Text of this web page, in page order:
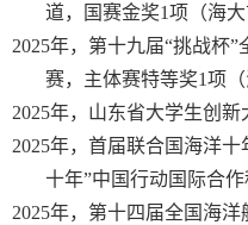
道，国赛金奖1项（海大
2025年，第十九届“挑战杯
赛，主体赛特等奖1项（
2025年， 山东省大学生创新
2025年，首届联合国海洋十
十年”中国行动国际合
2025年，第十四届全国海洋